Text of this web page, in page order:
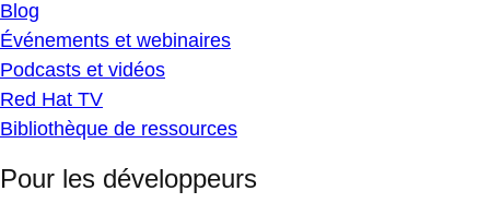
Blog
Événements et webinaires
Podcasts et vidéos
Red Hat TV
Bibliothèque de ressources
Pour les développeurs